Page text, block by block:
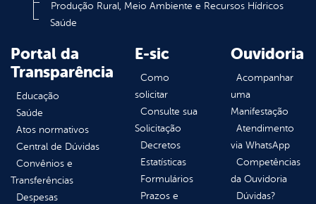
Produção Rural, Meio Ambiente e Recursos Hídricos
Saúde
Portal da
Transparência
Educação
Saúde
Atos normativos
Central de Dúvidas
Convênios e
Transferências
Despesas
E-sic
Como
solicitar
Consulte sua
Solicitação
Decretos
Estatísticas
Formulários
Prazos e
Ouvidoria
Acompanhar
uma
Manifestação
Atendimento
via WhatsApp
Competências
da Ouvidoria
Dúvidas?